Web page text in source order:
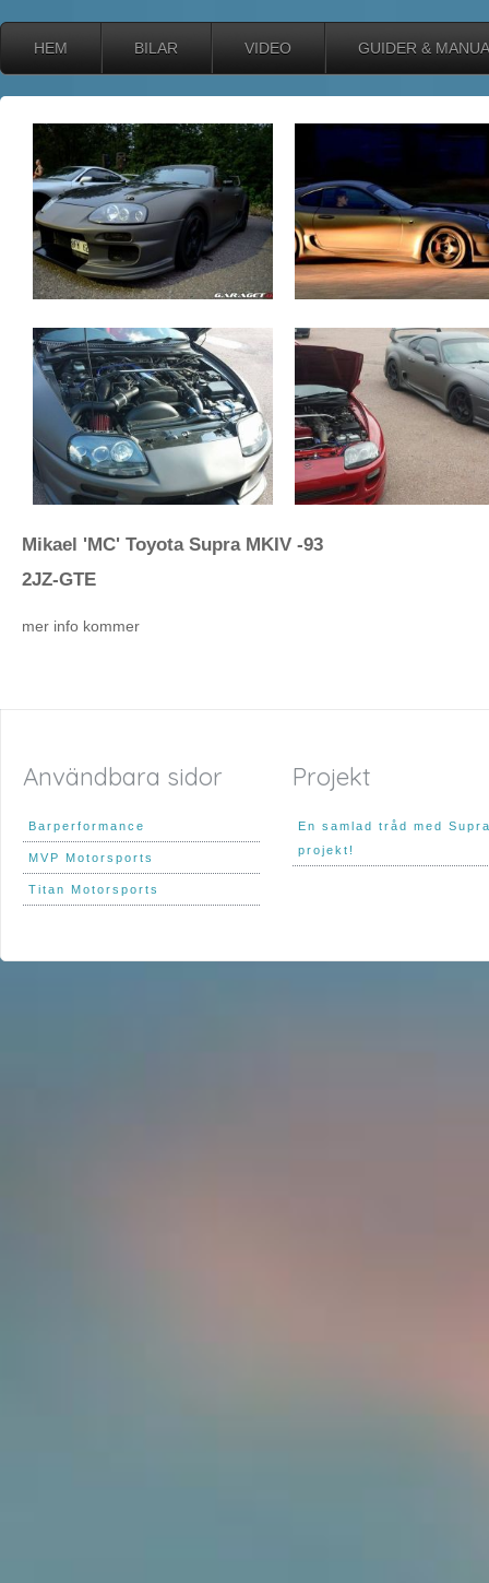
HEM BILAR VIDEO GUIDER &
Mikael 'MC' Toyota Supra MKIV -93
2JZ-GTE
mer info kommer
Användbara sidor
Barperformance
MVP Motorsports
Titan Motorsports
Projekt
En samlad tråd med
projekt!